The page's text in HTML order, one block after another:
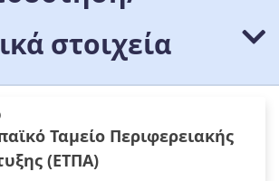
στοιχεία
Ταμείο Περιφερειακής
(ΕΤΠΑ)